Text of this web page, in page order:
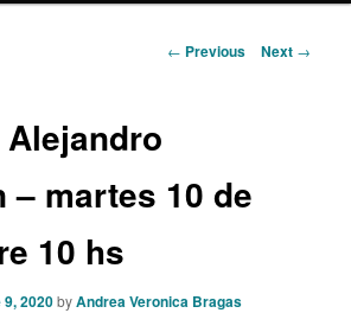
Post
← Previous Next →
– martes 10 de
10 hs
2020byAndrea Veronica Bragas